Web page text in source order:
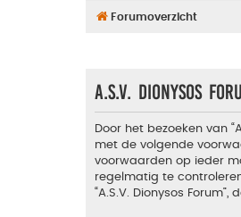
Forumoverzicht
A.S.V. Dionysos
Door het bezoeken van
met de volgende
voorwaarden op ieder
regelmatig te
“A.S.V. Dionysos